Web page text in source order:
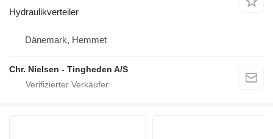
Hydraulikverteiler
Dänemark, Hemmet
Chr. Nielsen - Tingheden A/S